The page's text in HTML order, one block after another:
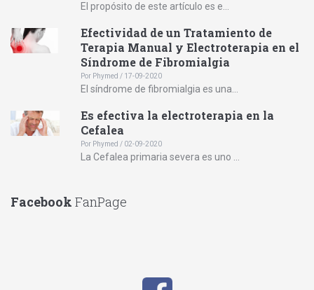
El propósito de este artículo es e...
Efectividad de un Tratamiento de
Terapia Manual y Electroterapia en el
Síndrome de Fibromialgia
Por Phymed / 17-09-2020
El síndrome de fibromialgia es una...
Es efectiva la electroterapia en la
Cefalea
Por Phymed / 02-09-2020
La Cefalea primaria severa es uno ...
Facebook FanPage